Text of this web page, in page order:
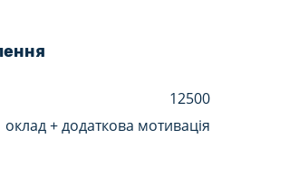
12500
оклад + додаткова мотивація